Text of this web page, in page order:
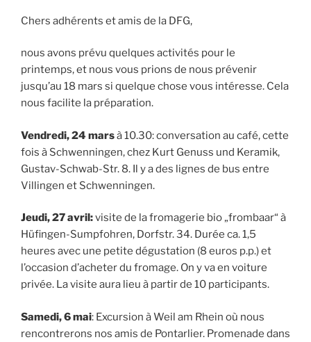
Chers adhérents et amis de la DFG,
nous avons prévu quelques activités pour le
printemps, et nous vous prions de nous prévenir
jusqu’au 18 mars si quelque chose vous intéresse. Cela
nous facilite la préparation.
Vendredi, 24 marsà 10.30: conversation au café, cette
fois à Schwenningen, chez Kurt Genuss und Keramik,
Gustav-Schwab-Str. 8. Il y a des lignes de bus entre
Villingen et Schwenningen.
Jeudi, 27 avril:visite de la fromagerie bio „frombaar“ à
Hüfingen-Sumpfohren, Dorfstr. 34. Durée ca. 1,5
heures avec une petite dégustation (8 euros p.p.) et
l’occasion d’acheter du fromage. On y va en voiture
privée. La visite aura lieu à partir de 10 participants.
Samedi, 6 mai: Excursion à Weil am Rhein où nous
rencontrerons nos amis de Pontarlier. Promenade dans